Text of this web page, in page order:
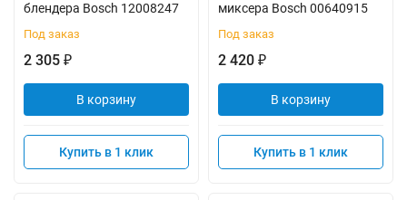
блендера Bosch 12008247
Под заказ
2 305 ₽
В корзину
Купить в 1 клик
миксера Bosch 00640915
Под заказ
2 420 ₽
В корзину
Купить в 1 клик